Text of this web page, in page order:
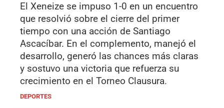
El Xeneize se impuso 1-0 en un encuentro
que resolvió sobre el cierre del primer
tiempo con una acción de Santiago
Ascacíbar. En el complemento, manejó el
desarrollo, generó las chances más claras
y sostuvo una victoria que refuerza su
crecimiento en el Torneo Clausura.
DEPORTES